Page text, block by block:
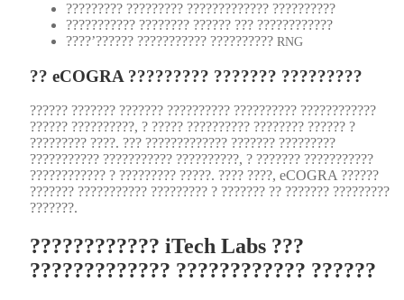
????????? ????????? ????????????? ??????????
??????????? ???????? ?????? ??? ????????????
????’?????? ??????????? ?????????? RNG
?? eCOGRA ????????? ??????? ?????????
?????? ??????? ??????? ?????????? ?????????? ????????????
?????? ??????????, ? ????? ?????????? ???????? ?????? ?
????????? ????. ??? ????????????? ??????? ?????????
??????????? ??????????? ??????????, ? ??????? ???????????
???????????? ? ????????? ?????. ???? ????, eCOGRA ??????
??????? ??????????? ????????? ? ??????? ?? ??????? ?????????
???????.
???????????? iTech Labs ???
????????????? ???????????? ??????